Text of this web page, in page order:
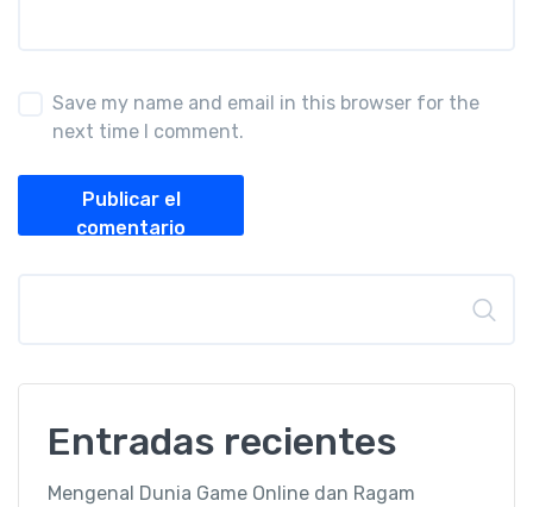
Save my name and email in this browser for the
next time I comment.
Publicar el
comentario
Entradas recientes
Mengenal Dunia Game Online dan Ragam